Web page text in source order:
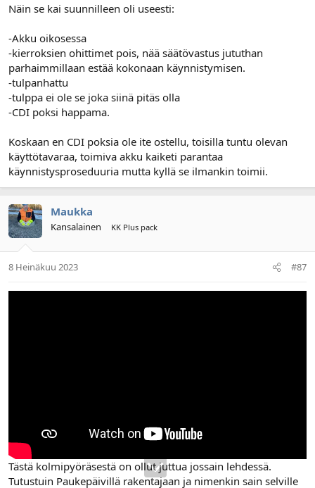
Joskus kun tämä ongelma alunperin ilmeni, tulin todenneeksi, että
selvää, että mitä mittailee ja miten mitäkin testailee löytääkseen
vikakohdat. Nyt on näistä ihan kuutamolla. On tuo mottikin kyllä
ihan sölö p.ska, mutta kyllä sen silti luulisi kynttilässä valkiaa
lyövän.
Näin se kai suunnilleen oli useesti:
-Akku oikosessa
-kierroksien ohittimet pois, nää säätövastus jututhan
parhaimmillaan estää kokonaan käynnistymisen.
-tulpanhattu
-tulppa ei ole se joka siinä pitäs olla
-CDI poksi happama.
Koskaan en CDI poksia ole ite ostellu, toisilla tuntu olevan
käyttötavaraa, toimiva akku kaiketi parantaa
käynnistysproseduuria mutta kyllä se ilmankin toimii.
Maukka
Kansalainen KK Plus pack
8 Heinäkuu 2023 #87
Tästä kolmipyöräsestä on ollut juttua jossain lehdessä.
Tutustuin Paukepäivillä rakentajaan ja nimenkin sain selville